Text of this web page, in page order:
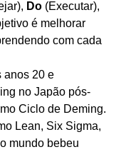
Do (Executar),
é melhorar
com cada
anos 20 e
no Japão pós-
Ciclo de Deming.
Lean, Six Sigma,
mundo bebeu